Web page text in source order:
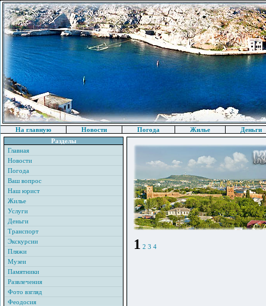
На главную Новости Погода Жилье
Деньги
Разделы
Главная
Новости
Погода
Ваш вопрос
Наш юрист
Жилье
Услуги
Деньги
Транспорт
Экскурсии
Пляжи
Музеи
Памятники
Развлечения
Фото взгляд
Феодосия
1 2 3 4